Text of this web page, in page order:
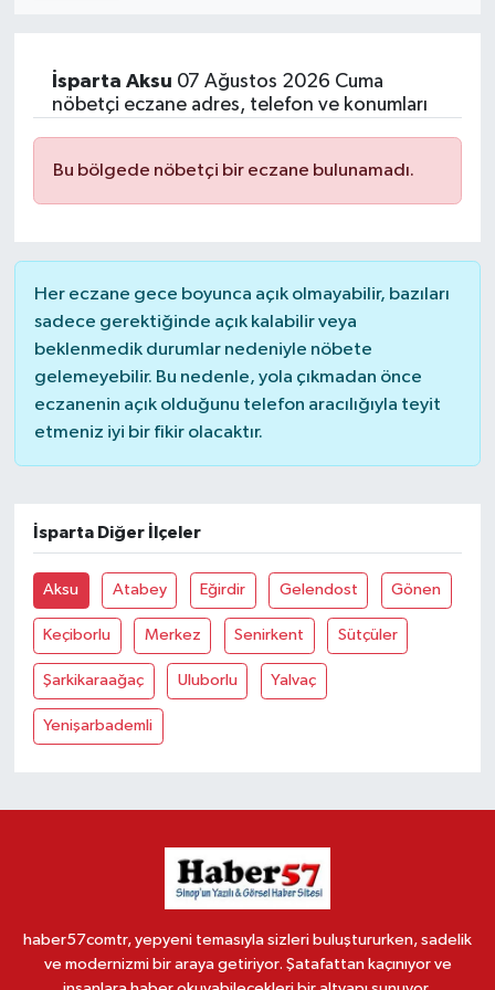
İsparta Aksu 07 Ağustos 2026 Cuma
nöbetçi eczane adres, telefon ve konumları
Bu bölgede nöbetçi bir eczane bulunamadı.
Her eczane gece boyunca açık olmayabilir, bazıları
sadece gerektiğinde açık kalabilir veya
beklenmedik durumlar nedeniyle nöbete
gelemeyebilir. Bu nedenle, yola çıkmadan önce
eczanenin açık olduğunu telefon aracılığıyla teyit
etmeniz iyi bir fikir olacaktır.
İsparta Diğer İlçeler
Aksu Atabey Eğirdir Gelendost Gönen
Keçiborlu Merkez Senirkent Sütçüler
Şarkikaraağaç Uluborlu Yalvaç
Yenişarbademli
haber57comtr, yepyeni temasıyla sizleri buluştururken, sadelik
ve modernizmi bir araya getiriyor. Şatafattan kaçınıyor ve